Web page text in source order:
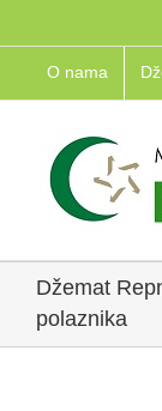
to
contentO nama
Džemat
polaznika